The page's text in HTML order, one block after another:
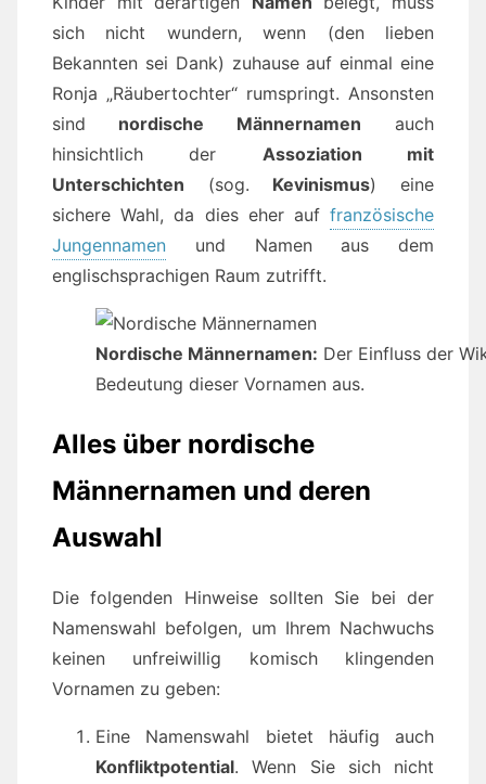
sich nicht wundern, wenn (den lieben
Bekannten sei Dank) zuhause auf einmal eine
Ronja „Räubertochter“ rumspringt. Ansonsten
sind nordische Männernamen auch
hinsichtlich der Assoziation mit
Unterschichten (sog. Kevinismus) eine
sichere Wahl, da dies eher auf französische
Jungennamen und Namen aus dem
englischsprachigen Raum zutrifft.
Nordische Männernamen: Der Einfluss der
Bedeutung dieser Vornamen aus.
Alles über nordische
Männernamen und deren
Auswahl
Die folgenden Hinweise sollten Sie bei der
Namenswahl befolgen, um Ihrem Nachwuchs
keinen unfreiwillig komisch klingenden
Vornamen zu geben:
Eine Namenswahl bietet häufig auch
Konfliktpotential. Wenn Sie sich nicht